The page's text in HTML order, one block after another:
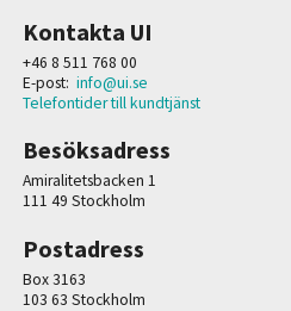
Kontakta UI
+46 8 511 768 00
E-post: info@ui.se
Telefontider till kundtjänst
Besöksadress
Amiralitetsbacken 1
111 49 Stockholm
Postadress
Box 3163
103 63 Stockholm